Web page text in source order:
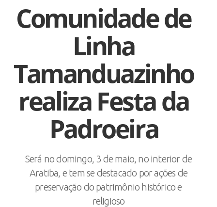
Comunidade de
Linha
Tamanduazinho
realiza Festa da
Padroeira
Será no domingo, 3 de maio, no interior de
Aratiba, e tem se destacado por ações de
preservação do patrimônio histórico e
religioso